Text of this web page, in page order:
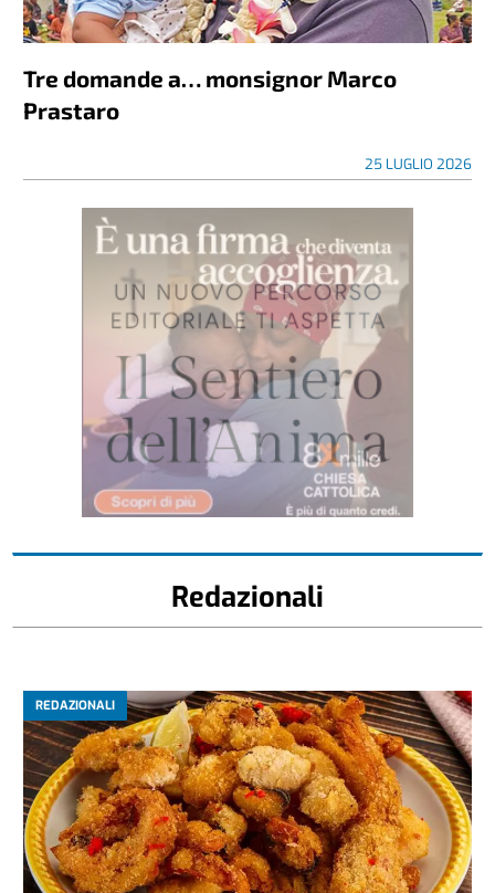
Tre domande a… monsignor Marco
Prastaro
25 LUGLIO 2026
Redazionali
REDAZIONALI